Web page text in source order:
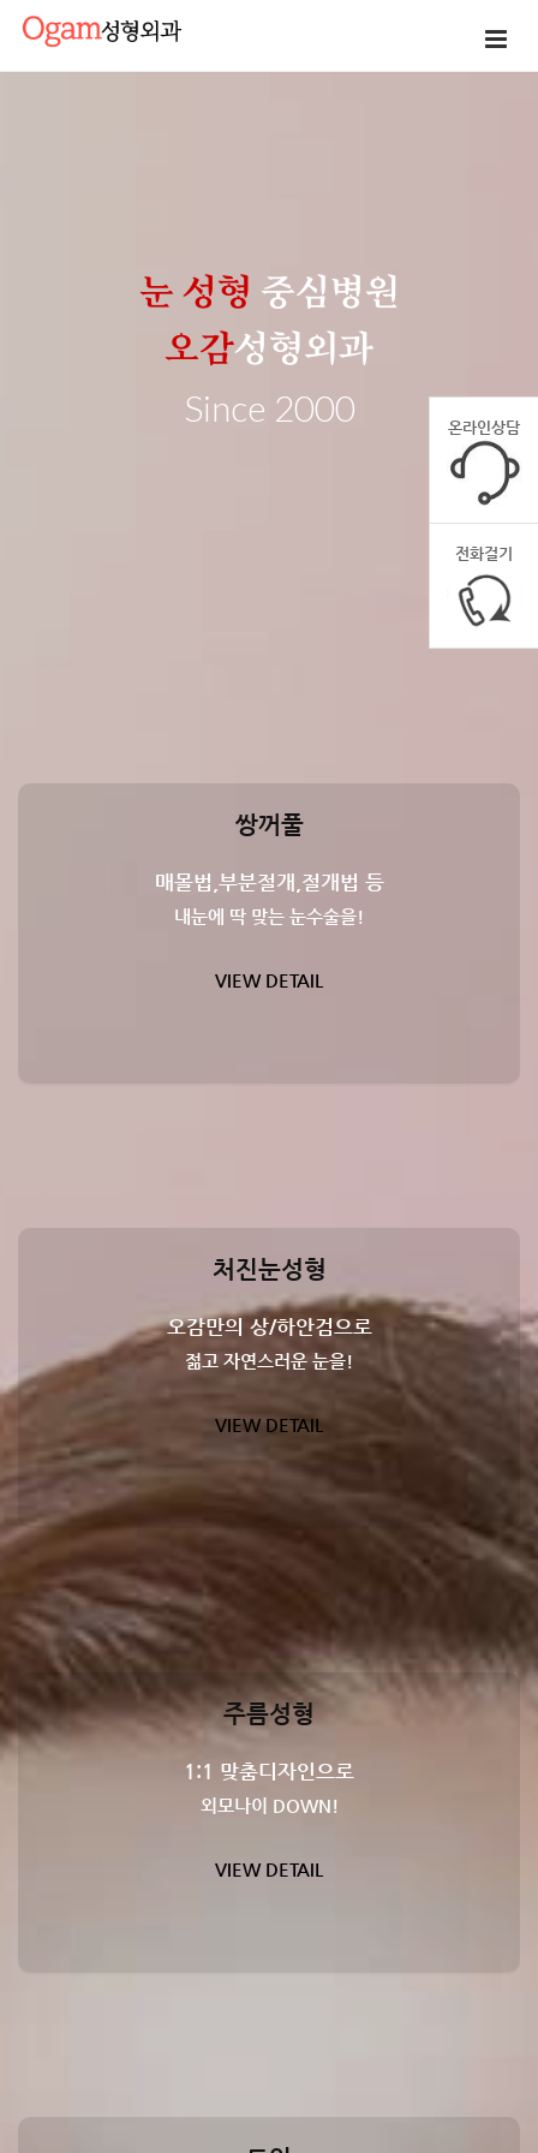
눈 성형 중심병원
오감성형외과
Since 2000
쌍꺼풀
매몰법,부분절개,절개법 등
내눈에 딱 맞는 눈수술을!
VIEW DETAIL
처진눈성형
오감만의 상/하안검으로
젊고 자연스러운 눈을!
VIEW DETAIL
주름성형
1:1 맞춤디자인으로
외모나이 DOWN!
VIEW DETAIL
온라인상담
전화걸기